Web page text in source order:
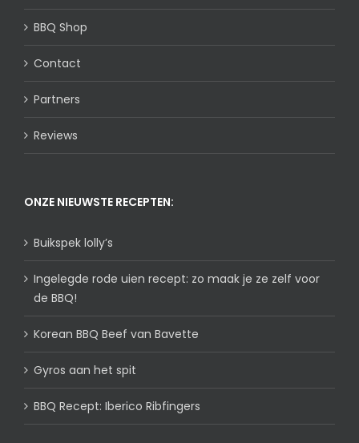
BBQ Shop
Contact
Partners
Reviews
ONZE NIEUWSTE RECEPTEN:
Buikspek lolly’s
Ingelegde rode uien recept: zo maak je ze zelf voor
de BBQ!
Korean BBQ Beef van Bavette
Gyros aan het spit
BBQ Recept: Iberico Ribfingers